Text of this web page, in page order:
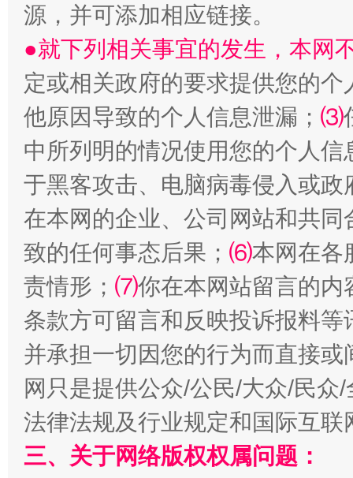
全民健身五年计划来了！等你上场
阿坝州三大球赛在茂县开幕 规模
源，并可添加相应链接。
●就下列相关事宜的发生，本网
定或相关政府的要求提供您的个
他原因导致的个人信息泄漏； ⑶
中所列明的情况使用您的个人
于黑客攻击、电脑病毒侵入或
在本网的企业、公司网站和共
致的任何事态后果； ⑹本网在各
责情形； ⑺你在本网站留言的内
条款方可留言和反映投诉报料
并承担一切因您的行为而直接
网只是提供公众/公民/大众/民
法律法规及行业规定和国际互
三、关于网络版权权属问题：